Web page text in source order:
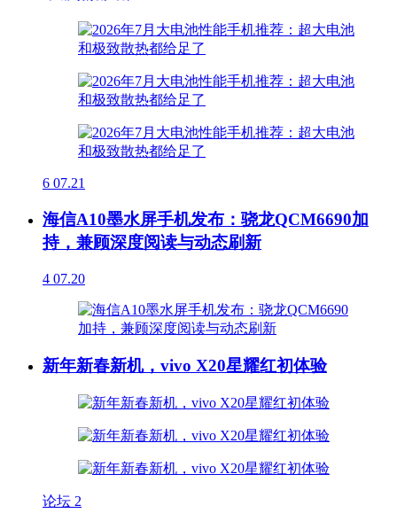
6 07.21
海信A10墨水屏手机发布：骁龙QCM6690加
持，兼顾深度阅读与动态刷新
4 07.20
新年新春新机，vivo X20星耀红初体验
论坛 2